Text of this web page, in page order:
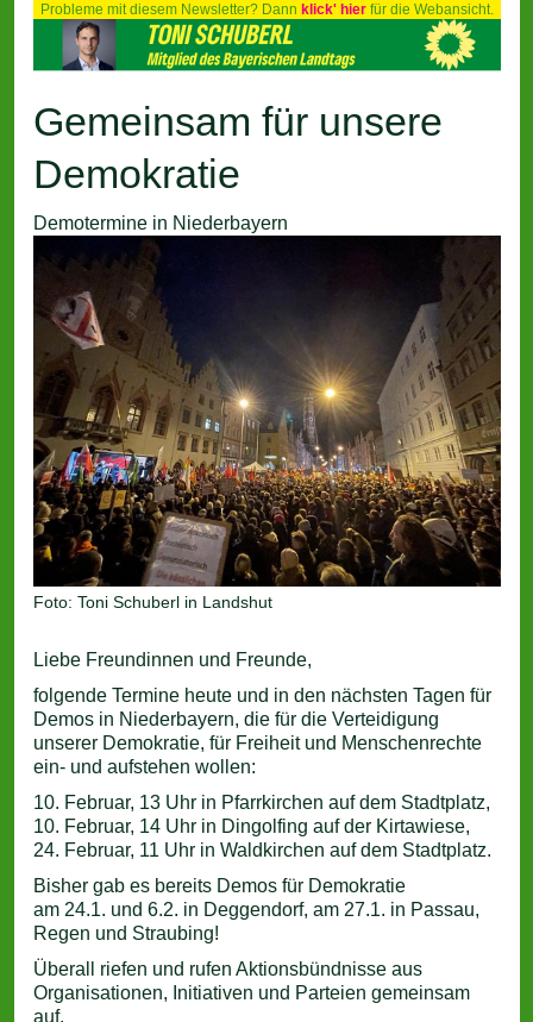
Probleme mit diesem Newsletter? Dann klick' hierfür die Webansicht.
Gemeinsam für unsere
Demokratie
Demotermine in Niederbayern
Foto: Toni Schuberl in Landshut
Liebe Freundinnen und Freunde,
folgende Termine heute und in den nächsten Tagen für
Demos in Niederbayern, die für die Verteidigung
unserer Demokratie, für Freiheit und Menschenrechte
ein- und aufstehen wollen:
10. Februar, 13 Uhr in Pfarrkirchen auf dem Stadtplatz,
10. Februar, 14 Uhr in Dingolfing auf der Kirtawiese,
24. Februar, 11 Uhr in Waldkirchen auf dem Stadtplatz.
Bisher gab es bereits Demos für Demokratie
am 24.1. und 6.2. in Deggendorf, am 27.1. in Passau,
Regen und Straubing!
Überall riefen und rufen Aktionsbündnisse aus
Organisationen, Initiativen und Parteien gemeinsam
auf.